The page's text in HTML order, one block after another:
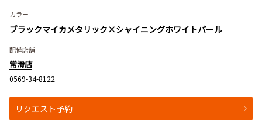
カラー
ブラックマイカメタリック×シャイニングホワイトパール
配備店舗
常滑店
0569-34-8122
リクエスト予約